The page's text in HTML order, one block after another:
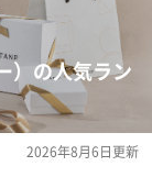
）の人気ラン
2026年8月6日更新